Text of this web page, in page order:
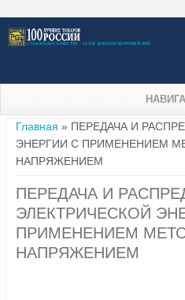
Вы здесь
Главная » ПЕРЕДАЧА И
ЭНЕРГИИ С ПРИМЕНЕНИЕМ
НАПРЯЖЕНИЕМ
ПЕРЕДАЧА И
ЭЛЕКТРИЧЕСКОЙ
ПРИМЕНЕНИЕМ
НАПРЯЖЕНИЕМ